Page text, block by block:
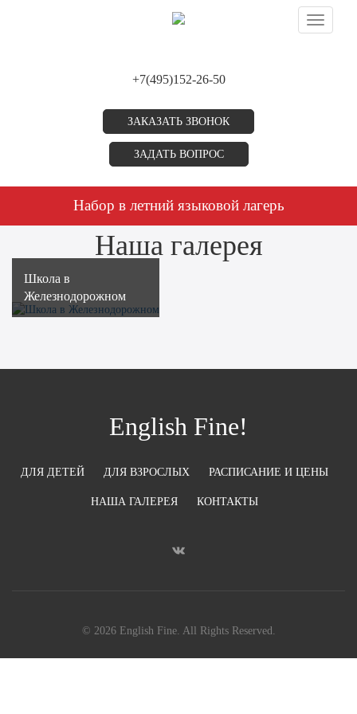
Toggle
+7(495)152-26-50
ЗАКАЗАТЬ ЗВОНОК
ЗАДАТЬ ВОПРОС
Набор в летний языковой лагерь
Наша галерея
Школа в
Железнодорожном
English Fine!
ДЛЯ ДЕТЕЙ ДЛЯ ВЗРОСЛЫХ РАСПИСАНИЕ И ЦЕНЫ
НАША ГАЛЕРЕЯ КОНТАКТЫ
© 2026 English Fine. All Rights Reserved.